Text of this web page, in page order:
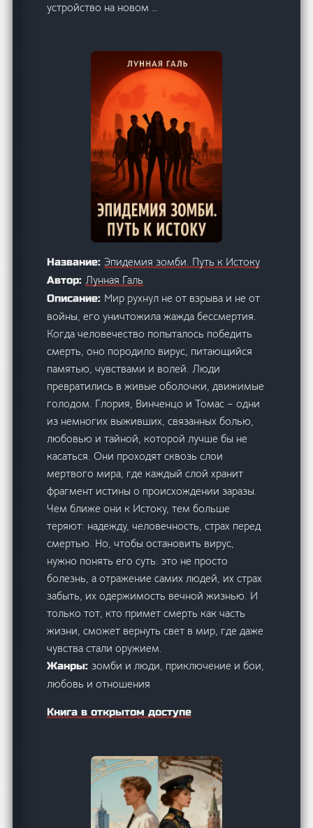
устройство на новом …
Название: Эпидемия зомби. Путь к Истоку
Автор:Лунная Галь
Описание: Мир рухнул не от взрыва и не от
войны, его уничтожила жажда бессмертия.
Когда человечество попыталось победить
смерть, оно породило вирус, питающийся
памятью, чувствами и волей. Люди
превратились в живые оболочки, движимые
голодом. Глория, Винченцо и Томас – одни
из немногих выживших, связанных болью,
любовью и тайной, которой лучше бы не
касаться. Они проходят сквозь слои
мертвого мира, где каждый слой хранит
фрагмент истины о происхождении заразы.
Чем ближе они к Истоку, тем больше
теряют: надежду, человечность, страх перед
смертью. Но, чтобы остановить вирус,
нужно понять его суть: это не просто
болезнь, а отражение самих людей, их страх
забыть, их одержимость вечной жизнью. И
только тот, кто примет смерть как часть
жизни, сможет вернуть свет в мир, где даже
чувства стали оружием.
Жанры:зомби и люди, приключение и бои,
любовь и отношения
Книга в открытом доступе